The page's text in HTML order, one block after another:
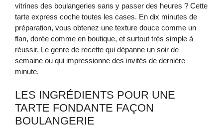
vitrines des boulangeries sans y passer des heures ? Cette
tarte express coche toutes les cases. En dix minutes de
préparation, vous obtenez une texture douce comme un
flan, dorée comme en boutique, et surtout très simple à
réussir. Le genre de recette qui dépanne un soir de
semaine ou qui impressionne des invités de dernière
minute.
LES INGRÉDIENTS POUR UNE
TARTE FONDANTE FAÇON
BOULANGERIE